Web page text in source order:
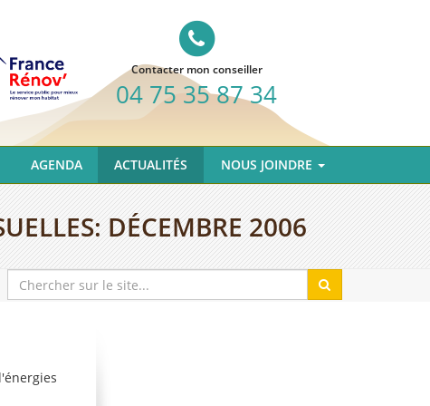
Contacter mon conseiller
04 75 35 87 34
AGENDA ACTUALITÉS NOUS JOINDRE
DÉCEMBRE 2006